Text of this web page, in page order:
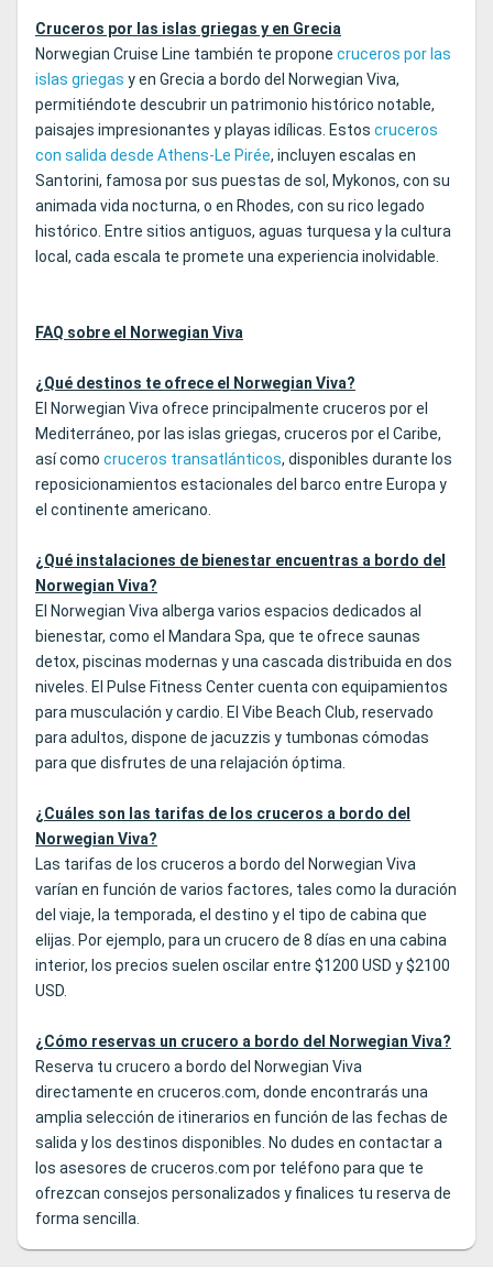
Cruceros por las islas griegas y en Grecia
Norwegian Cruise Line también te propone cruceros por las
islas griegas y en Grecia a bordo del Norwegian Viva,
permitiéndote descubrir un patrimonio histórico notable,
paisajes impresionantes y playas idílicas. Estos cruceros
con salida desde Athens-Le Pirée, incluyen escalas en
Santorini, famosa por sus puestas de sol, Mykonos, con su
animada vida nocturna, o en Rhodes, con su rico legado
histórico. Entre sitios antiguos, aguas turquesa y la cultura
local, cada escala te promete una experiencia inolvidable.
FAQ sobre el Norwegian Viva
¿Qué destinos te ofrece el Norwegian Viva?
El Norwegian Viva ofrece principalmente cruceros por el
Mediterráneo, por las islas griegas, cruceros por el Caribe,
así como cruceros transatlánticos, disponibles durante los
reposicionamientos estacionales del barco entre Europa y
el continente americano.
¿Qué instalaciones de bienestar encuentras a bordo del
Norwegian Viva?
El Norwegian Viva alberga varios espacios dedicados al
bienestar, como el Mandara Spa, que te ofrece saunas
detox, piscinas modernas y una cascada distribuida en dos
niveles. El Pulse Fitness Center cuenta con equipamientos
para musculación y cardio. El Vibe Beach Club, reservado
para adultos, dispone de jacuzzis y tumbonas cómodas
para que disfrutes de una relajación óptima.
¿Cuáles son las tarifas de los cruceros a bordo del
Norwegian Viva?
Las tarifas de los cruceros a bordo del Norwegian Viva
varían en función de varios factores, tales como la duración
del viaje, la temporada, el destino y el tipo de cabina que
elijas. Por ejemplo, para un crucero de 8 días en una cabina
interior, los precios suelen oscilar entre $1200 USD y $2100
USD.
¿Cómo reservas un crucero a bordo del Norwegian Viva?
Reserva tu crucero a bordo del Norwegian Viva
directamente en cruceros.com, donde encontrarás una
amplia selección de itinerarios en función de las fechas de
salida y los destinos disponibles. No dudes en contactar a
los asesores de cruceros.com por teléfono para que te
ofrezcan consejos personalizados y finalices tu reserva de
forma sencilla.